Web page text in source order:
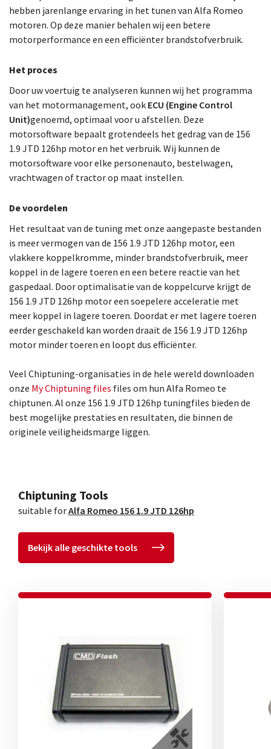
hebben jarenlange ervaring in het tunen van Alfa Romeo
motoren. Op deze manier behalen wij een betere
motorperformance en een efficiënter brandstofverbruik.
Het proces
Door uw voertuig te analyseren kunnen wij het programma
van het motormanagement, ook ECU (Engine Control
Unit)genoemd, optimaal voor u afstellen. Deze
motorsoftware bepaalt grotendeels het gedrag van de 156
1.9 JTD 126hp motor en het verbruik. Wij kunnen de
motorsoftware voor elke personenauto, bestelwagen,
vrachtwagen of tractor op maat instellen.
De voordelen
Het resultaat van de tuning met onze aangepaste bestanden
is meer vermogen van de 156 1.9 JTD 126hp motor, een
vlakkere koppelkromme, minder brandstofverbruik, meer
koppel in de lagere toeren en een betere reactie van het
gaspedaal. Door optimalisatie van de koppelcurve krijgt de
156 1.9 JTD 126hp motor een soepelere acceleratie met
meer koppel in lagere toeren. Doordat er met lagere toeren
eerder geschakeld kan worden draait de 156 1.9 JTD 126hp
motor minder toeren en loopt dus efficiënter.
Veel Chiptuning-organisaties in de hele wereld downloaden
onze My Chiptuning files files om hun Alfa Romeo te
chiptunen. Al onze 156 1.9 JTD 126hp tuningfiles bieden de
best mogelijke prestaties en resultaten, die binnen de
originele veiligheidsmarge liggen.
Chiptuning Tools
suitable forAlfa Romeo 156 1.9 JTD 126hp
Bekijk alle geschikte tools